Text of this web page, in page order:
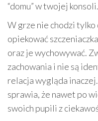
“domu” w twojej konsoli.
W grze nie chodzi tylko
opiekować
oraz je wychowywać.
zachowania i nie są
relacja wygląda
sprawia, że nawet po
swoich pupili z